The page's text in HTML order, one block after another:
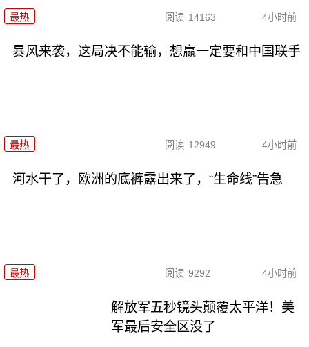
最热 阅读 14163 4小时前
暴风来袭，这局决不能输，想赢一定要和中国联手
最热 阅读 12949 4小时前
河水干了，欧洲的底裤露出来了，“生命线”告急
最热 阅读 9292 4小时前
解放军五秒镜头颠覆太平洋！美
军最后安全区没了